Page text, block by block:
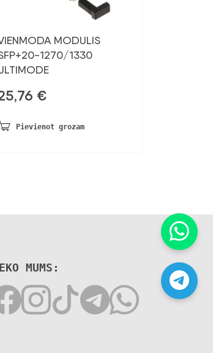
MODULIS
1270/1330
€
Pievienot grozam
MUMS: